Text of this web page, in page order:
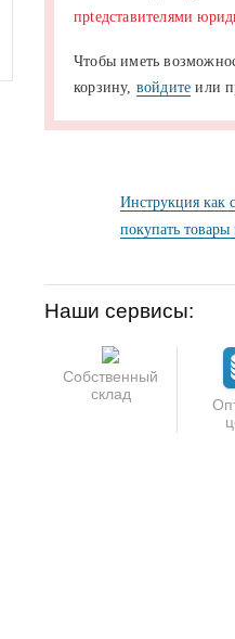
прtедставителями
Чтобы иметь
корзину, войдите или
Инструкция как
покупать
Наши сервисы:
Собственный
склад